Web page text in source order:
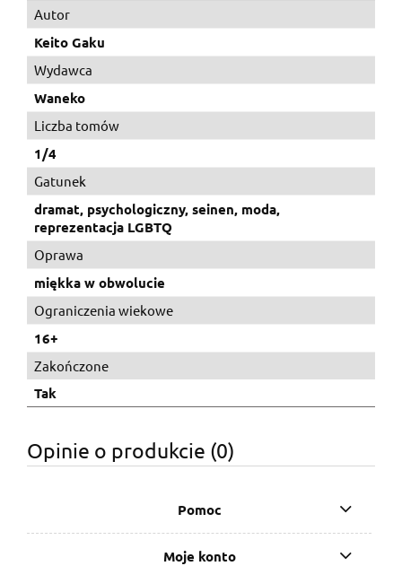
Autor
Keito Gaku
Wydawca
Waneko
Liczba tomów
1/4
Gatunek
dramat, psychologiczny, seinen, moda,
reprezentacja LGBTQ
Oprawa
miękka w obwolucie
Ograniczenia wiekowe
16+
Zakończone
Tak
Opinie o produkcie (0)
Pomoc
Moje konto